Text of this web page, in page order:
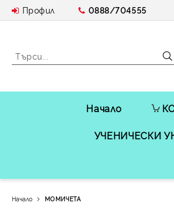
Профил 0888/704555
Начало
УЧЕНИЧЕСКИ
Начало МОМИЧЕТА